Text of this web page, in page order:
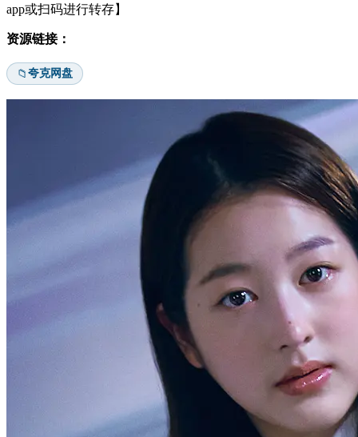
app或扫码进行转存】
资源链接：
📁夸克网盘